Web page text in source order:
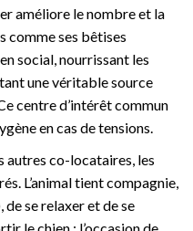
améliore le nombre et la
comme ses bêtises
social, nourrissant les
une véritable source
centre d’intérêt commun
en cas de tensions.
autres co-locataires, les
L’animal tient compagnie,
se relaxer et de se